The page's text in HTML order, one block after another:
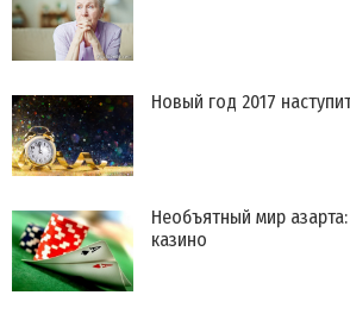
Новый год 2017
Необъятный мир
казино